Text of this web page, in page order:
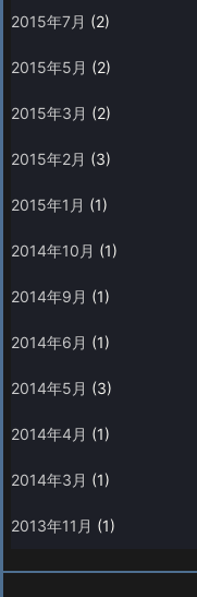
2015年7月 (2)
2015年5月 (2)
2015年3月 (2)
2015年2月 (3)
2015年1月 (1)
2014年10月 (1)
2014年9月 (1)
2014年6月 (1)
2014年5月 (3)
2014年4月 (1)
2014年3月 (1)
2013年11月 (1)